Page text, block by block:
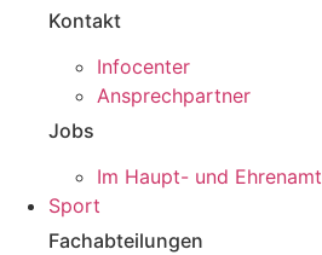
Kontakt
Infocenter
Ansprechpartner
Jobs
Im Haupt- und Ehrenamt
Sport
Fachabteilungen